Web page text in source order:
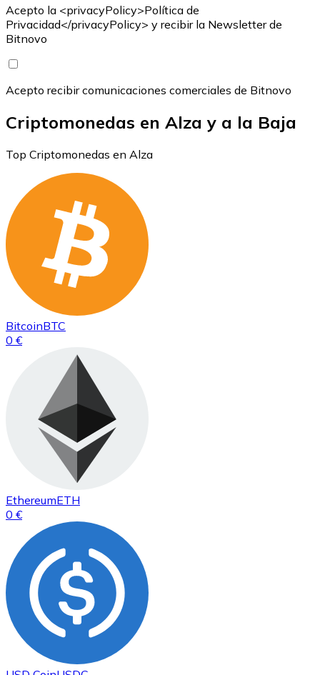
Acepto la <privacyPolicy>Política de
Privacidad</privacyPolicy> y recibir la Newsletter de
Bitnovo
Acepto recibir comunicaciones comerciales de Bitnovo
Criptomonedas en Alza y a la Baja
Top Criptomonedas en Alza
BitcoinBTC
0 €
EthereumETH
0 €